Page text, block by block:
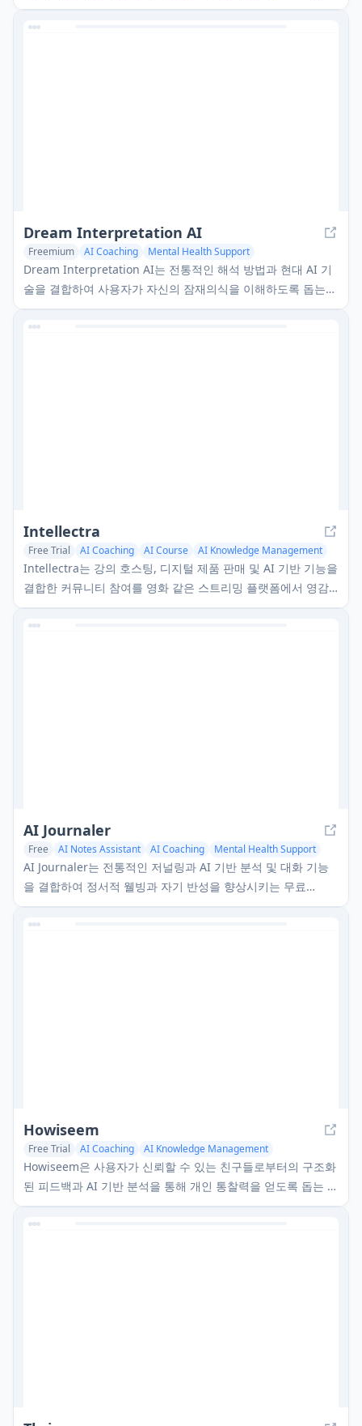
가능한 AI 치료 동반자입니다.
Dream Interpretation AI
Freemium AI Coaching
Mental Health Support
AI Knowledge Management
Dream Interpretation AI는 전통적인 해석 방법과 현대 AI 기
술을 결합하여 사용자가 자신의 잠재의식을 이해하도록 돕는
즉각적이고 개인화된 꿈 분석을 제공하는 고급 인공지능 도구
입니다.
Intellectra
Free Trial AI Coaching AI Course AI Knowledge Management
Intellectra는 강의 호스팅, 디지털 제품 판매 및 AI 기반 기능을
결합한 커뮤니티 참여를 영화 같은 스트리밍 플랫폼에서 영감
을 받은 인터페이스로 제공하는 혁신적인 온라인 플랫폼입니
다.
AI Journaler
Free AI Notes Assistant AI Coaching Mental Health Support
AI Journaler는 전통적인 저널링과 AI 기반 분석 및 대화 기능
을 결합하여 정서적 웰빙과 자기 반성을 향상시키는 무료
Windows PC 앱입니다.
Howiseem
Free Trial AI Coaching
AI Knowledge Management
Mental Health Support
Howiseem은 사용자가 신뢰할 수 있는 친구들로부터의 구조화
된 피드백과 AI 기반 분석을 통해 개인 통찰력을 얻도록 돕는 자
기 인식 앱입니다.